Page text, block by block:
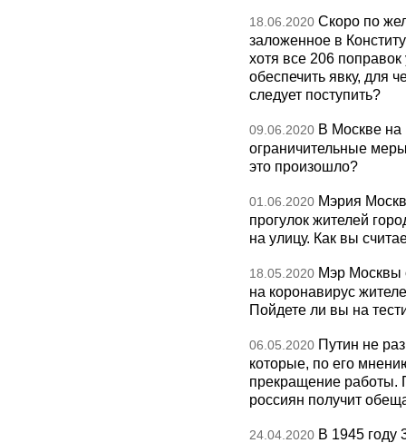
18.06.2020 Скоро по
заложенное в
хотя все 206
обеспечить явку, для
следует поступить?
09.06.2020 В Москве на
ограничительные
это произошло?
01.06.2020 Мэрия
прогулок жителей
на улицу. Как вы
18.05.2020 Мэр Москвы
на коронавирус
Пойдете ли вы на
06.05.2020 Путин не
которые, по его
прекращение работы.
россиян получит
24.04.2020 В 1945 году